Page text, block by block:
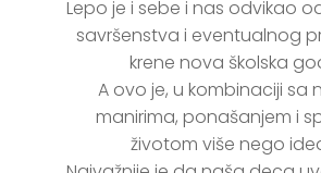
Lepo je i sebe i nas odvikao
savršenstva i eventualnog
krene nova školska
A ovo je, u kombinaciji sa
manirima, ponašanjem i
životom više nego